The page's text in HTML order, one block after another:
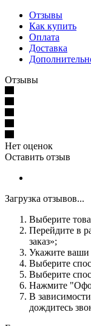
Отзывы
Как купить
Оплата
Доставка
Отзывы
Нет оценок
Оставить отзыв
Загрузка отзывов...
Выберите
Перейдите в
заказ»;
Укажите ваши
Выберите
Выберите
Нажмите
В
дождитесь